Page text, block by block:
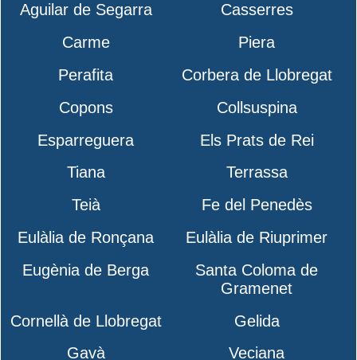
Aguilar de Segarra
Casserres
Carme
Piera
Perafita
Corbera de Llobregat
Copons
Collsuspina
Esparreguera
Els Prats de Rei
Tiana
Terrassa
Teià
Fe del Penedès
Eulàlia de Ronçana
Eulàlia de Riuprimer
Eugènia de Berga
Santa Coloma de
Gramenet
Cornellà de Llobregat
Gelida
Gavà
Veciana